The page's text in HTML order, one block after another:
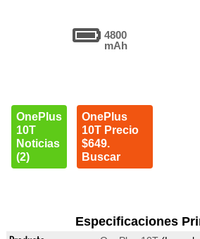
4800
mAh
OnePlus
10T
Noticias
(2)
OnePlus
10T Precio
$649.
Buscar
Especificaciones